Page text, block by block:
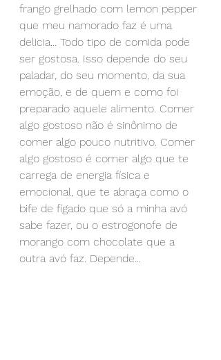
frango grelhado com lemon pepper
que meu namorado faz é uma
delicia... Todo tipo de comida pode
ser gostosa. Isso depende do seu
paladar, do seu momento, da sua
emoção, e de quem e como foi
preparado aquele alimento. Comer
algo gostoso não é sinônimo de
comer algo pouco nutritivo. Comer
algo gostoso é comer algo que te
carrega de energia física e
emocional, que te abraça como o
bife de fígado que só a minha avó
sabe fazer, ou o estrogonofe de
morango com chocolate que a
outra avó faz. Depende...